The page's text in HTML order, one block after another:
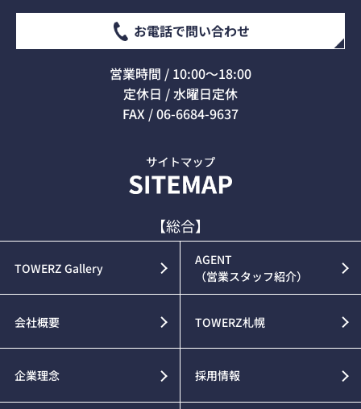
お電話で問い合わせ
営業時間 / 10:00～18:00
定休日 / 水曜日定休
FAX / 06-6684-9637
【総合】
TOWERZ Gallery
AGENT
（営業スタッフ紹介）
会社概要 TOWERZ札幌
企業理念 採用情報